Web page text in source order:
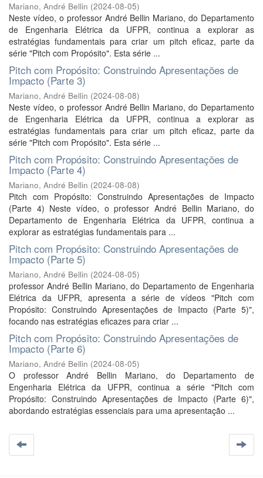
Mariano, André Bellin (2024-08-05)
Neste vídeo, o professor André Bellin Mariano, do Departamento
de Engenharia Elétrica da UFPR, continua a explorar as
estratégias fundamentais para criar um pitch eficaz, parte da
série "Pitch com Propósito". Esta série ...
Pitch com Propósito: Construindo Apresentações de
Impacto (Parte 3)
Mariano, André Bellin (2024-08-08)
Neste vídeo, o professor André Bellin Mariano, do Departamento
de Engenharia Elétrica da UFPR, continua a explorar as
estratégias fundamentais para criar um pitch eficaz, parte da
série "Pitch com Propósito". Esta série ...
Pitch com Propósito: Construindo Apresentações de
Impacto (Parte 4)
Mariano, André Bellin (2024-08-08)
Pitch com Propósito: Construindo Apresentações de Impacto
(Parte 4) Neste vídeo, o professor André Bellin Mariano, do
Departamento de Engenharia Elétrica da UFPR, continua a
explorar as estratégias fundamentais para ...
Pitch com Propósito: Construindo Apresentações de
Impacto (Parte 5)
Mariano, André Bellin (2024-08-05)
professor André Bellin Mariano, do Departamento de Engenharia
Elétrica da UFPR, apresenta a série de vídeos "Pitch com
Propósito: Construindo Apresentações de Impacto (Parte 5)",
focando nas estratégias eficazes para criar ...
Pitch com Propósito: Construindo Apresentações de
Impacto (Parte 6)
Mariano, André Bellin (2024-08-05)
O professor André Bellin Mariano, do Departamento de
Engenharia Elétrica da UFPR, continua a série "Pitch com
Propósito: Construindo Apresentações de Impacto (Parte 6)",
abordando estratégias essenciais para uma apresentação ...